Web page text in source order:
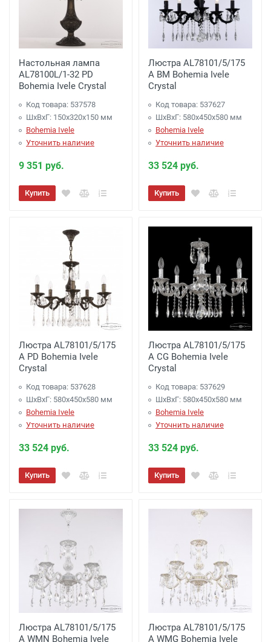
Настольная лампа
AL78100L/1-32 PD
Bohemia Ivele Crystal
Код товара: 537578
ШхВхГ: 150х320x150 мм
Bohemia Ivele
Уточнить наличие
9 351 руб.
Купить
Люстра AL78101/5/175
A BM Bohemia Ivele
Crystal
Код товара: 537627
ШхВхГ: 580х450x580 мм
Bohemia Ivele
Уточнить наличие
33 524 руб.
Купить
Люстра AL78101/5/175
A PD Bohemia Ivele
Crystal
Код товара: 537628
ШхВхГ: 580х450x580 мм
Bohemia Ivele
Уточнить наличие
33 524 руб.
Купить
Люстра AL78101/5/175
A CG Bohemia Ivele
Crystal
Код товара: 537629
ШхВхГ: 580х450x580 мм
Bohemia Ivele
Уточнить наличие
33 524 руб.
Купить
Люстра AL78101/5/175
A WMN Bohemia Ivele
Люстра AL78101/5/175
A WMG Bohemia Ivele